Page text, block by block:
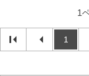
1
1